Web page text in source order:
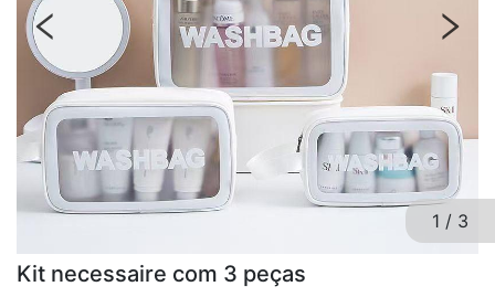
1 / 3
Kit necessaire com 3 peças